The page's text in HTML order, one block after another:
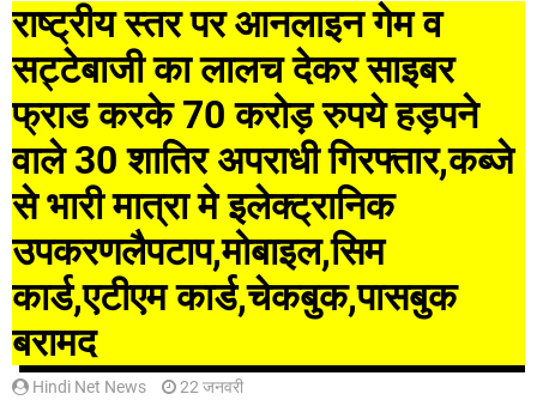
राष्ट्रीय स्तर पर आनलाइन गेम व
सट्टेबाजी का लालच देकर साइबर
फ्राड करके 70 करोड़ रुपये हड़पने
वाले 30 शातिर अपराधी गिरफ्तार,कब्जे
से भारी मात्रा मे इलेक्ट्रानिक
उपकरणलैपटाप,मोबाइल,सिम
कार्ड,एटीएम कार्ड,चेकबुक,पासबुक
बरामद
Hindi Net News 22 जनवरी